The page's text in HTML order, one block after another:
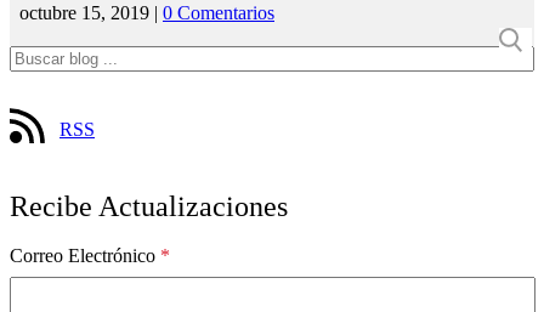
octubre 15, 2019 | 0 Comentarios
RSS
Recibe Actualizaciones
Correo Electrónico *